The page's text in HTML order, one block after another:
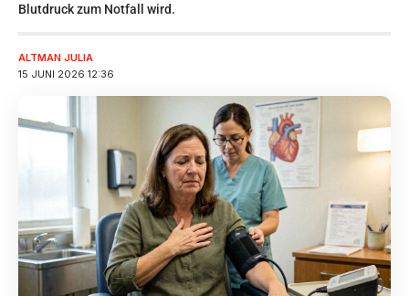
Blutdruck zum Notfall wird.
15 JUNI 2026 12:36
ALTMAN JULIA